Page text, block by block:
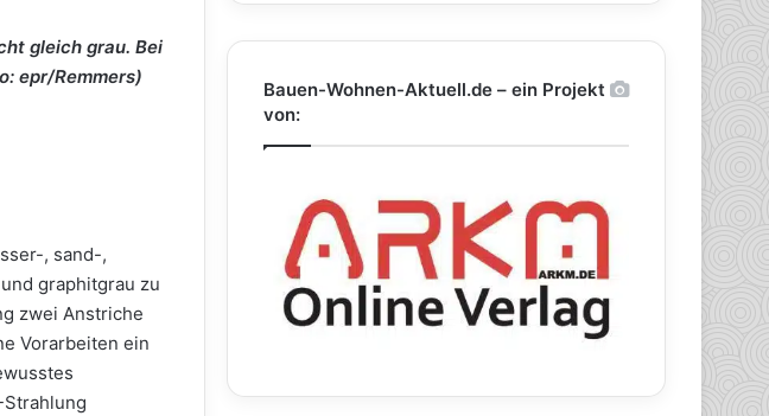
gleich grau. Bei
epr/Remmers)
, sand-,
graphitgrau zu
zwei Anstriche
Vorarbeiten ein
Bauen-Wohnen-Aktuell.de – ein Projekt
von: